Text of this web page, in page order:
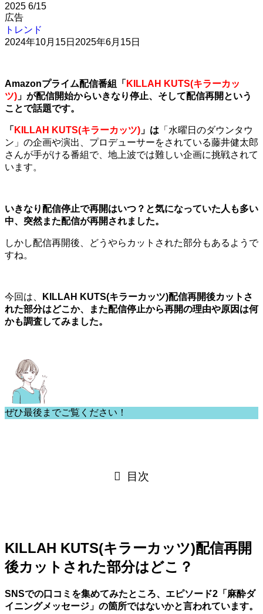
2025 6/15
広告
トレンド
2024年10月15日 2025年6月15日
Amazonプライム配信番組「 KILLAH KUTS(キラーカッ
ツ) 」が配信開始からいきなり停止、そして配信再開という
ことで話題です。
「 KILLAH KUTS(キラーカッツ) 」は 「水曜日のダウンタウ
ン」の企画や演出、プロデューサーをされている藤井健太郎
さんが手がける番組で、地上波では難しい企画に挑戦されて
います。
いきなり配信停止で再開はいつ？と気になっていた人も多い
中、突然また配信が再開されました。
しかし配信再開後、どうやらカットされた部分もあるようで
すね。
今回は、
KILLAH KUTS(キラーカッツ)配信再開後カットさ
れた部分はどこか、また配信停止から再開の理由や原因は何
かも調査してみました。
ぜひ最後までご覧ください！
目次
KILLAH KUTS(キラーカッツ)配信再開
後カットされた部分はどこ？
SNSでの口コミを集めてみたところ、エピソード2「麻酔ダ
イニングメッセージ」の箇所ではないかと言われています。